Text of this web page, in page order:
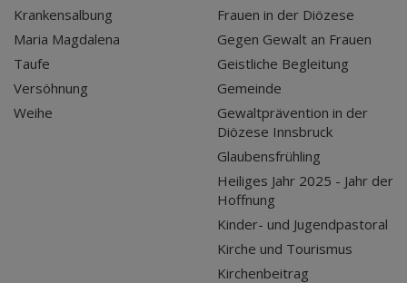
Krankensalbung
Maria Magdalena
Taufe
Versöhnung
Weihe
Frauen in der Diözese
Gegen Gewalt an Frauen
Geistliche Begleitung
Gemeinde
Gewaltprävention in der
Diözese Innsbruck
Glaubensfrühling
Heiliges Jahr 2025 - Jahr der
Hoffnung
Kinder- und Jugendpastoral
Kirche und Tourismus
Kirchenbeitrag